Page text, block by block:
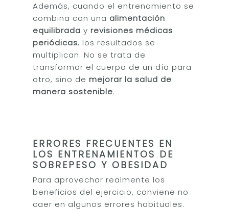
Además, cuando el entrenamiento se
combina con una alimentación
equilibrada y revisiones médicas
periódicas, los resultados se
multiplican. No se trata de
transformar el cuerpo de un día para
otro, sino de mejorar la salud de
manera sostenible.
ERRORES FRECUENTES EN
LOS ENTRENAMIENTOS DE
SOBREPESO Y OBESIDAD
Para aprovechar realmente los
beneficios del ejercicio, conviene no
caer en algunos errores habituales.